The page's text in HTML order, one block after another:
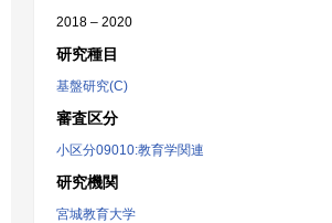
2018 – 2020
研究種目
基盤研究(C)
審査区分
小区分09010:教育学関連
研究機関
宮城教育大学